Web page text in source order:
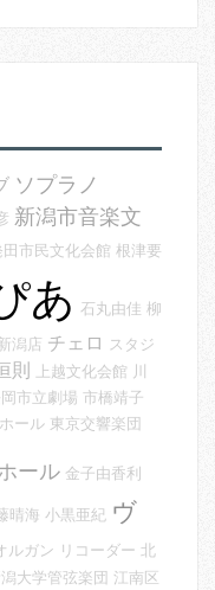
ソプラノ
新潟市音楽文
田市民文化会館 根津要
あ 石丸由佳 柳
潟店 チェロ スタジ
則 上越文化会館 川
市立劇場 市橋靖子
ール 東京交響楽団
ール 金子由香利
晴海 小黒亜紀 ヴ
ルガン リコーダー 北
大学管弦楽団 江南区